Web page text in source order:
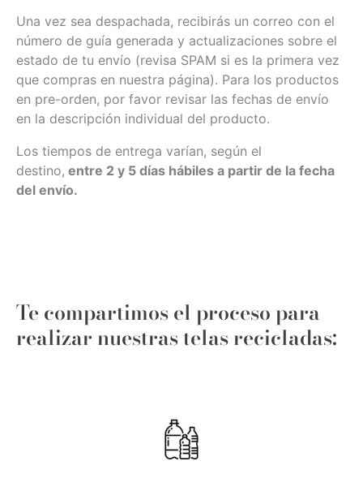
Una vez sea despachada, recibirás un correo con el
número de guía generada y actualizaciones sobre el
estado de tu envío (revisa SPAM si es la primera vez
que compras en nuestra página). Para los productos
en pre-orden, por favor revisar las fechas de envío
en la descripción individual del producto.
Los tiempos de entrega varían, según el
destino, entre 2 y 5 días hábiles a partir de la fecha
del envío.
Te compartimos el proceso para
realizar nuestras telas recicladas: